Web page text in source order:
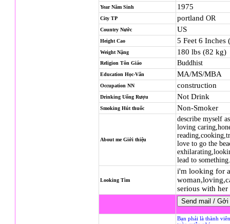
Year Năm Sinh 1975
City TP portland OR
Country Nước US
Height Cao 5 Feet 6 Inches
Weight Nặng 180 lbs (82 kg)
Religion Tôn Giáo Buddhist
Education Học-Vấn MA/MS/MBA
Occupation NN construction
Drinking Uống Rượu Not Drink
Smoking Hút thuốc Non-Smoker
About me Giới thiệu
describe myself
loving
love to go the
lead to
Looking Tìm
i'm looking for
serious with her
Bạn phải là thành